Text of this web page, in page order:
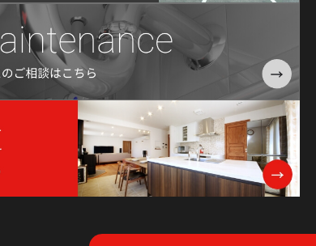
2024年7月
2024年6月
2024年5月
2024年4月
2024年3月
2024年2月
2024年1月
2023年11月